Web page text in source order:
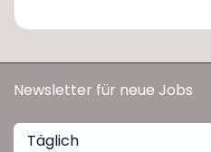
Newsletter für neue Jobs
Täglich